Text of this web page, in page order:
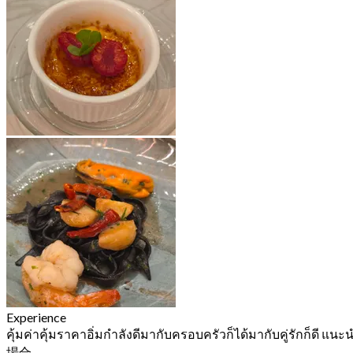
Experience
คุ้มค่าคุ้มราคาอิ่มกําลังดีมากับครอบครัวก็ได้มากับคู่รักก็ดี แนะนํ